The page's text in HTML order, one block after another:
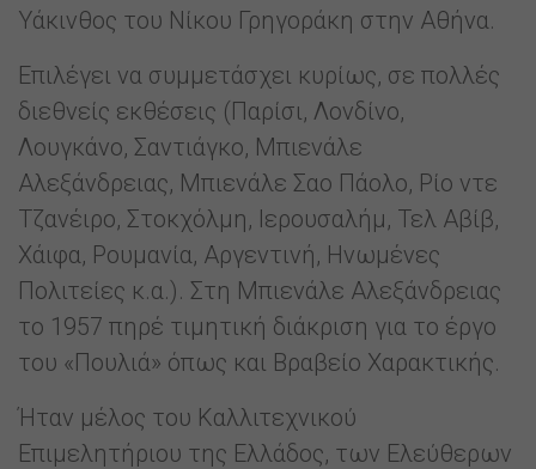
Υάκινθος του Νίκου Γρηγοράκη στην Αθήνα.
Επιλέγει να συμμετάσχει κυρίως, σε πολλές
διεθνείς εκθέσεις (Παρίσι, Λονδίνο,
Λουγκάνο, Σαντιάγκο, Μπιενάλε
Αλεξάνδρειας, Μπιενάλε Σαο Πάολο, Ρίο ντε
Τζανέιρο, Στοκχόλμη, Ιερουσαλήμ, Τελ Αβίβ,
Χάιφα, Ρουμανία, Αργεντινή, Ηνωμένες
Πολιτείες κ.α.). Στη Μπιενάλε Αλεξάνδρειας
το 1957 πηρέ τιμητική διάκριση για το έργο
του «Πουλιά» όπως και Βραβείο Χαρακτικής.
Ήταν μέλος του Καλλιτεχνικού
Επιμελητήριου της Ελλάδος, των Ελεύθερων